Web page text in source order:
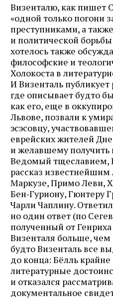
Визенталю, как пишет
«одной только погони
преступниками, а
и политической
хотелось также
философские и
Холокоста в
И Визенталь публикует
где описывает будто
как его, еще в
Львове, позвали к
эсэсовцу,
еврейских жителей
и желавшему получить
Ведомый тщеславием,
рассказ
Маркузе, Примо Леви,
Бен‑Гуриону, Гюнтеру
Чарли Чаплину.
но один ответ (по
полученный от
Визенталя больше, чем
будто Визенталь все
до конца: Бёлль
литературные
и отказался
документальное